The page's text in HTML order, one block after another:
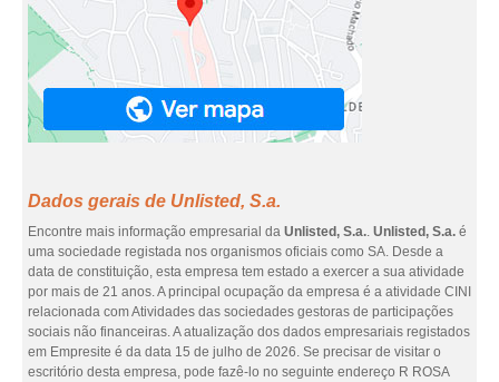
Dados gerais de Unlisted, S.a.
Encontre mais informação empresarial da Unlisted, S.a.. Unlisted, S.a. é
uma sociedade registada nos organismos oficiais como SA. Desde a
data de constituição, esta empresa tem estado a exercer a sua atividade
por mais de 21 anos. A principal ocupação da empresa é a atividade CINI
relacionada com Atividades das sociedades gestoras de participações
sociais não financeiras. A atualização dos dados empresariais registados
em Empresite é da data 15 de julho de 2026. Se precisar de visitar o
escritório desta empresa, pode fazê-lo no seguinte endereço R ROSA